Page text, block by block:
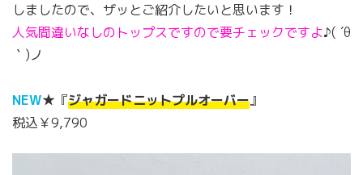
しましたので、ザッとご紹介したいと思います！
人気間違いなしのトップスですので要チェックですよ♪( ´θ
｀)ノ
NEW★『ジャガードニットプルオーバー』
税込￥9,790